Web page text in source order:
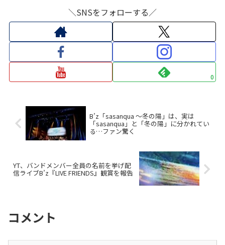
＼SNSをフォローする／
0
B’z「sasanqua 〜冬の陽」は、実は
「sasanqua」と「冬の陽」に分かれてい
る…ファン驚く
YT、バンドメンバー全員の名前を挙げ配
信ライブB’z『LIVE FRIENDS』観賞を報告
コメント